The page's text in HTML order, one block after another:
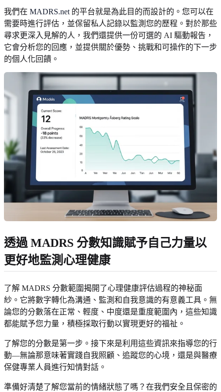
我們在 MADRS.net 的平台就是為此目的而設計的。您可以在
需要時進行評估，並保留私人記錄以監測您的歷程。對於那些
尋求更深入見解的人，我們還提供一份可選的 AI 驅動報告，
它會分析您的回應，並提供關於優勢、挑戰和可操作的下一步
的個人化回饋。
透過 MADRS 分數知識賦予自己力量以
更好地監測心理健康
了解 MADRS 分數範圍揭開了心理健康評估過程的神秘面
紗。它將數字轉化為溝通、監測和自我意識的有意義工具。無
論您的分數落在正常、輕度、中度還是重度範圍內，這些知識
都能賦予您力量，積極採取行動以實現更好的福祉。
了解您的分數是第一步。接下來是利用這些資訊來指導您的行
動—無論那意味著實踐自我照顧、追蹤您的心境，還是與醫療
保健專業人員進行知情對話。
準備好清楚了解您當前的情緒狀態了嗎？在我們安全且保密的